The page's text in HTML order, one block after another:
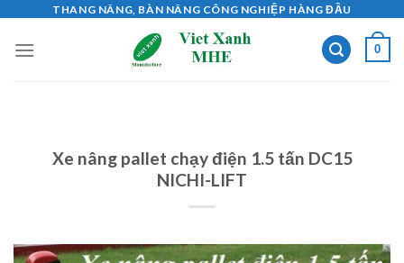
content
THANG NÂNG, BÀN NÂNG CÔNG NGHIỆP HÀNG ĐẦU
0
Xe nâng pallet chạy điện 1.5 tấn DC15
NICHI-LIFT